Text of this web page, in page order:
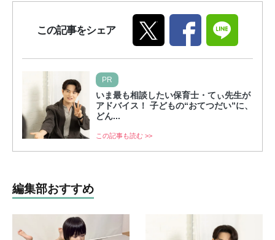
この記事をシェア
PR
いま最も相談したい保育士・てぃ先生が
アドバイス！ 子どもの“おてつだい”に、
どん...
この記事も読む >>
編集部おすすめ